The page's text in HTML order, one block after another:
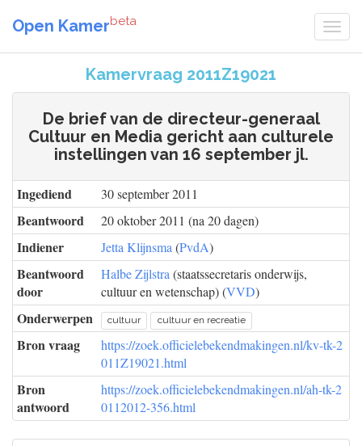
Open Kamerbeta
Kamervraag 2011Z19021
De brief van de directeur-generaal
Cultuur en Media gericht aan culturele
instellingen van 16 september jl.
Ingediend 30 september 2011
Beantwoord 20 oktober 2011 (na 20 dagen)
Indiener Jetta Klijnsma (PvdA)
Beantwoord
door
Halbe Zijlstra (staatssecretaris onderwijs,
cultuur en wetenschap) (VVD)
Onderwerpen cultuur cultuur en recreatie
Bron vraag
https://zoek.officielebekendmakingen.nl/kv-tk-2
011Z19021.html
Bron
antwoord
https://zoek.officielebekendmakingen.nl/ah-tk-2
0112012-356.html